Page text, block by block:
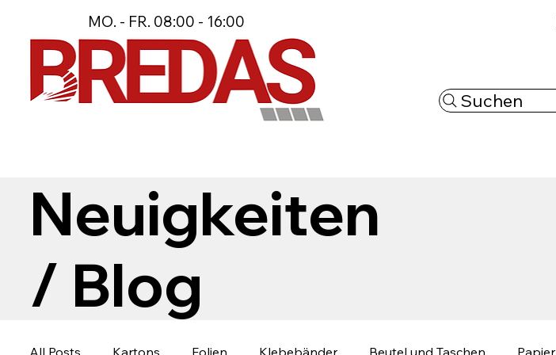
MO. - FR. 08:00 - 16:00
Suchen
Neuigkeiten
/ Blog
All Posts Kartons Folien Klebebänder Beutel und Taschen Papier